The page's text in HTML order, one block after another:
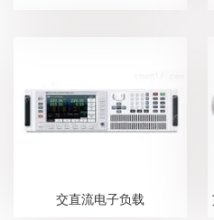
交直流电子负载